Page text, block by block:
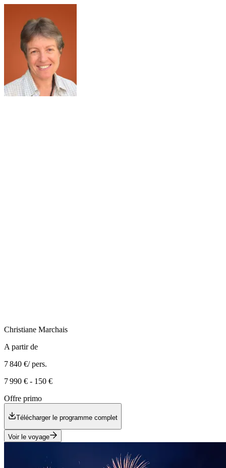
Christiane Marchais
A partir de
7 840 €/ pers.
7 990 € - 150 €
Offre primo
Télécharger le programme complet
Voir le voyage